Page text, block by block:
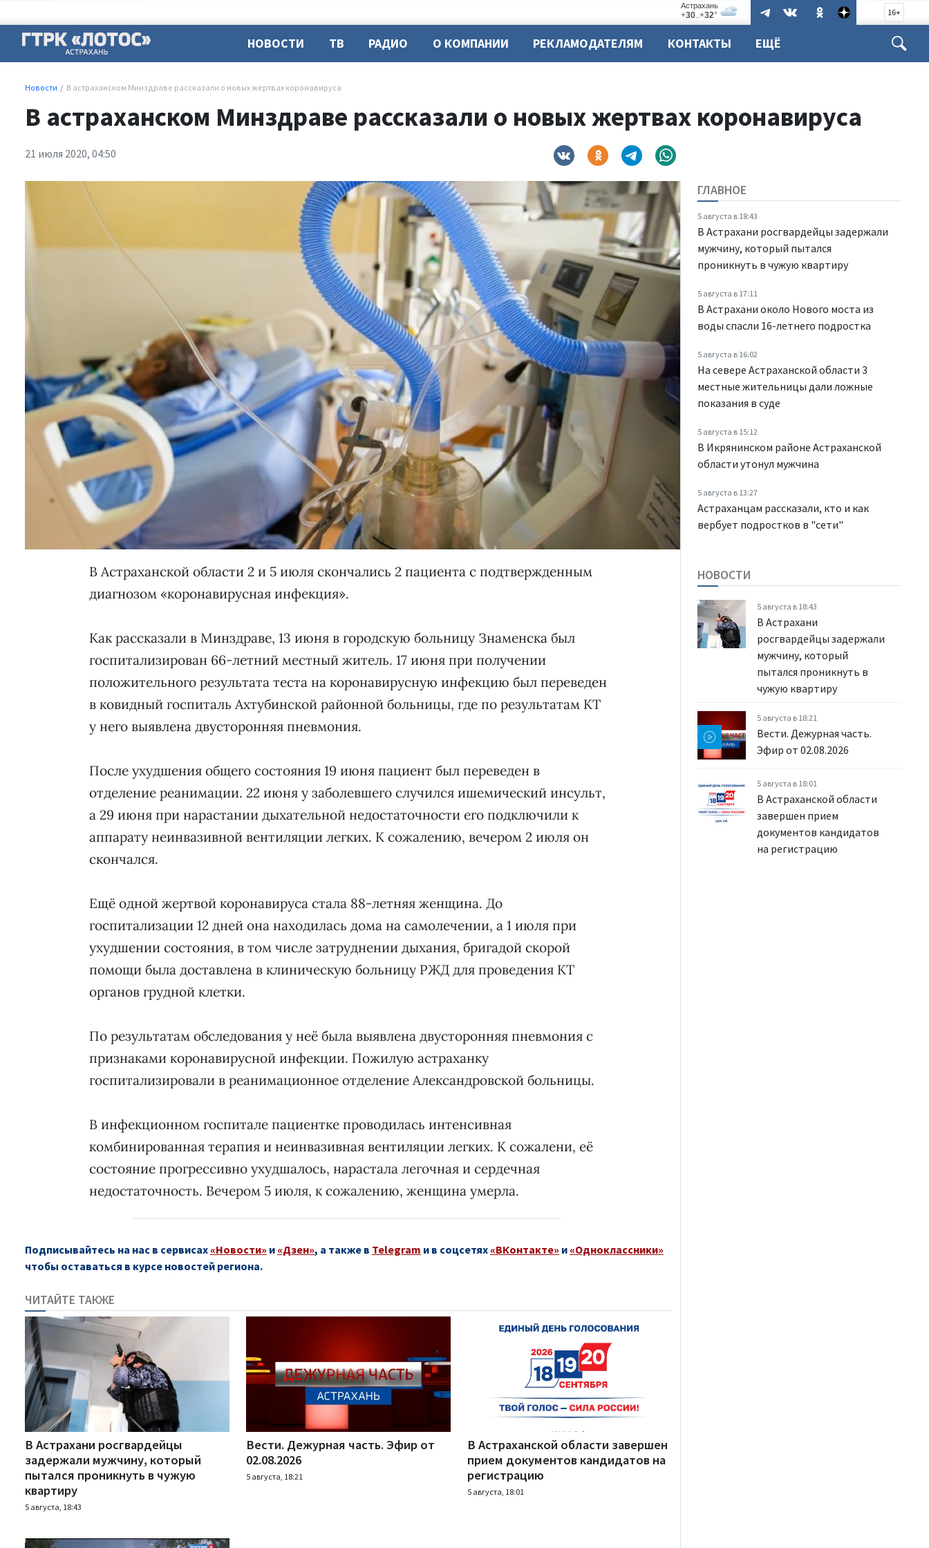
16+
НОВОСТИ ТВ РАДИО О КОМПАНИИ РЕКЛАМОДАТЕЛЯМ КОНТАКТЫ ЕЩЁ
Новости В астраханском Минздраве рассказали о новых жертвах коронавируса
В астраханском Минздраве рассказали о новых жертвах коронавируса
21 июля 2020, 04:50
ГЛАВНОЕ
5 августа в 18:43
В Астрахани росгвардейцы задержали
мужчину, который пытался
проникнуть в чужую квартиру
5 августа в 17:11
В Астрахани около Нового моста из
воды спасли 16-летнего подростка
5 августа в 16:02
На севере Астраханской области 3
местные жительницы дали ложные
показания в суде
5 августа в 15:12
В Икрянинском районе Астраханской
области утонул мужчина
5 августа в 13:27
Астраханцам рассказали, кто и как
вербует подростков в "сети"
В Астраханской области 2 и 5 июля скончались 2 пациента с подтвержденным
диагнозом «коронавирусная инфекция».
Как рассказали в Минздраве, 13 июня в городскую больницу Знаменска был
госпитализирован 66-летний местный житель. 17 июня при получении
положительного результата теста на коронавирусную инфекцию был переведен
в ковидный госпиталь Ахтубинской районной больницы, где по результатам КТ
у него выявлена двусторонняя пневмония.
После ухудшения общего состояния 19 июня пациент был переведен в
отделение реанимации. 22 июня у заболевшего случился ишемический инсульт,
а 29 июня при нарастании дыхательной недостаточности его подключили к
аппарату неинвазивной вентиляции легких. К сожалению, вечером 2 июля он
скончался.
Ещё одной жертвой коронавируса стала 88-летняя женщина. До
госпитализации 12 дней она находилась дома на самолечении, а 1 июля при
ухудшении состояния, в том числе затруднении дыхания, бригадой скорой
помощи была доставлена в клиническую больницу РЖД для проведения КТ
органов грудной клетки.
По результатам обследования у неё была выявлена двусторонняя пневмония с
признаками коронавирусной инфекции. Пожилую астраханку
госпитализировали в реанимационное отделение Александровской больницы.
В инфекционном госпитале пациентке проводилась интенсивная
комбинированная терапия и неинвазивная вентиляции легких. К сожалени, её
состояние прогрессивно ухудшалось, нарастала легочная и сердечная
недостаточность. Вечером 5 июля, к сожалению, женщина умерла.
Подписывайтесь на нас в сервисах «Новости» и «Дзен», а также в Telegram и в соцсетях «ВКонтакте» и «Одноклассники»
чтобы оставаться в курсе новостей региона.
ЧИТАЙТЕ ТАКЖЕ
В Астрахани росгвардейцы
задержали мужчину, который
пытался проникнуть в чужую
квартиру
5 августа, 18:43
Вести. Дежурная часть. Эфир от
02.08.2026
5 августа, 18:21
В Астраханской области завершен
прием документов кандидатов на
регистрацию
5 августа, 18:01
НОВОСТИ
5 августа в 18:43
В Астрахани
росгвардейцы задержали
мужчину, который
пытался проникнуть в
чужую квартиру
5 августа в 18:21
Вести. Дежурная часть.
Эфир от 02.08.2026
5 августа в 18:01
В Астраханской области
завершен прием
документов кандидатов
на регистрацию